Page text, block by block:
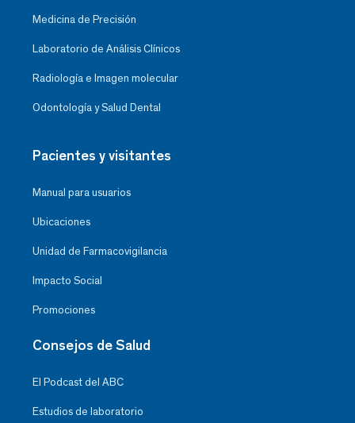
Medicina de Precisión
Laboratorio de Análisis Clínicos
Radiología e Imagen molecular
Odontología y Salud Dental
Pacientes y visitantes
Manual para usuarios
Ubicaciones
Unidad de Farmacovigilancia
Impacto Social
Promociones
Consejos de Salud
El Podcast del ABC
Estudios de laboratorio